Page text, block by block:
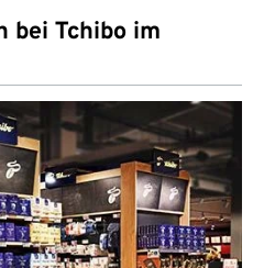
bei Tchibo im